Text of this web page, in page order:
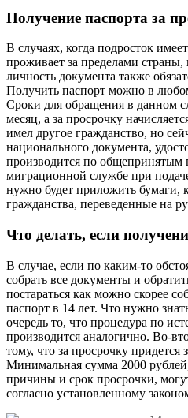
Получение паспорта за
В случаях, когда подросток
проживает за пределами
личность документа также
Получить паспорт можно в
Сроки для обращения в данном
месяц, а за просрочку
имел другое гражданство, но
национального документа,
производится по общепринятым
миграционной службе при
нужно будет приложить бумаги,
гражданства, переведенные на
Что делать, если
В случае, если по каким-то
собрать все документы и
постараться как можно скорее
паспорт в 14 лет. Что нужно
очередь то, что процедура по
производится аналогично. Во-
тому, что за просрочку придется
Минимальная сумма 2000
причины и срок просрочки,
согласно установленному